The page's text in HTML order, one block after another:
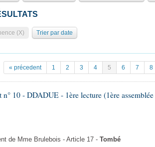
loi
et chiffres clés
référence
Règlement de l'Assemblée ... )
d'accès
de droit
(X) Trier par date
« précedent 1 2 3 4 5 6 7 8
n° 10 - DDADUE - 1ère lecture (1ère
de Mme Brulebois - Article 17 - Tombé